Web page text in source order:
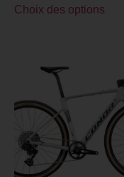
Choix des options